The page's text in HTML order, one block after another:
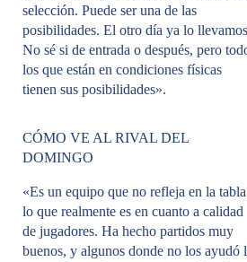
selección. Puede ser una de las
posibilidades. El otro día ya lo
No sé si de entrada o después, pero
los que están en condiciones físicas
tienen sus posibilidades».
CÓMO VE AL RIVAL DEL
DOMINGO
«Es un equipo que no refleja en la tabla
lo que realmente es en cuanto a calidad
de jugadores. Ha hecho partidos muy
buenos, y algunos donde no los ayudó